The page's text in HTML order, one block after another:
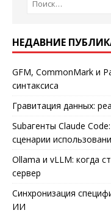
НЕДАВНИЕ
GFM, CommonMark и
синтаксиса
Гравитация данных:
Subагенты Claude
сценарии
Ollama и vLLM: когда
сервер
Синхронизация
ИИ